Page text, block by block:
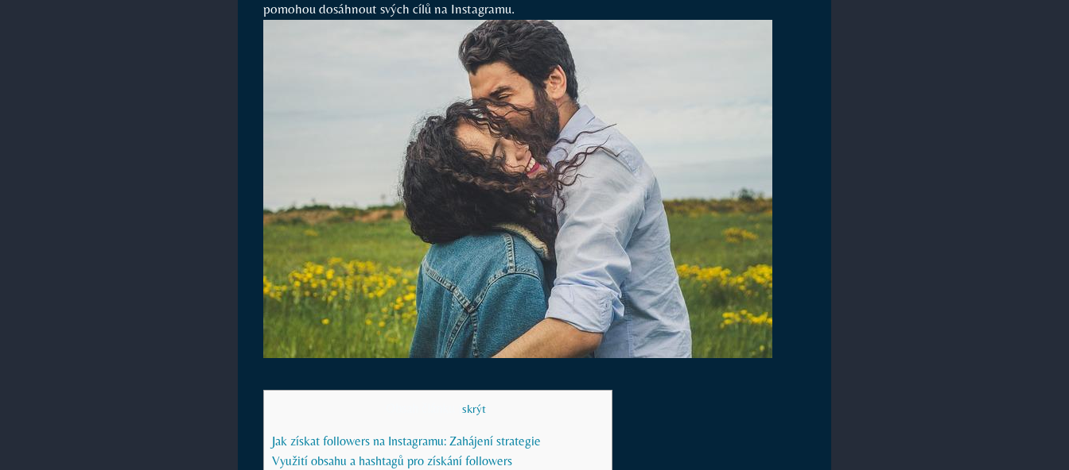
pomohou dosáhnout svých cílů na Instagramu.
skrýt
Jak získat followers na Instagramu: Zahájení strategie
Využití obsahu a hashtagů pro získání followers